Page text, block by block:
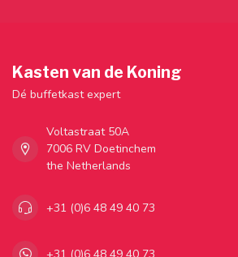
Kasten van de Koning
Dé buffetkast expert
Voltastraat 50A
7006 RV Doetinchem
the Netherlands
+31 (0)6 48 49 40 73
+31 (0)6 48 49 40 73